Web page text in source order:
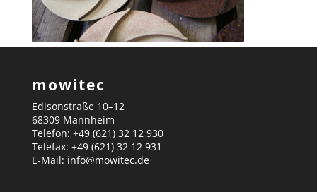
mowitec
Edisonstraße 10–12
68309 Mannheim
Telefon: +49 (621) 32 12 930
Telefax: +49 (621) 32 12 931
E-Mail: info@mowitec.de